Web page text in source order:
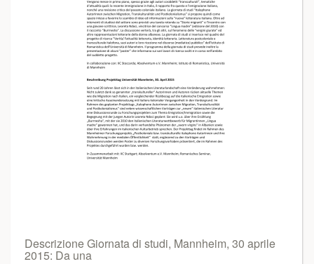
Descrizione Giornata di studi, Mannheim, 30 aprile
2015: Da una